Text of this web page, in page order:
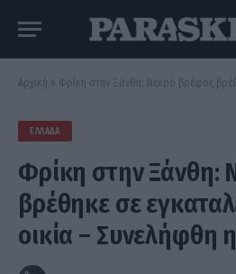
Αρχική » Φρίκη στην Ξάνθη: Νεκρό βρέφος βρέθηκε σε
ΕΛΛΆΔΑ
Φρίκη στην Ξάνθη:
βρέθηκε σε
οικία – Συνελήφθη